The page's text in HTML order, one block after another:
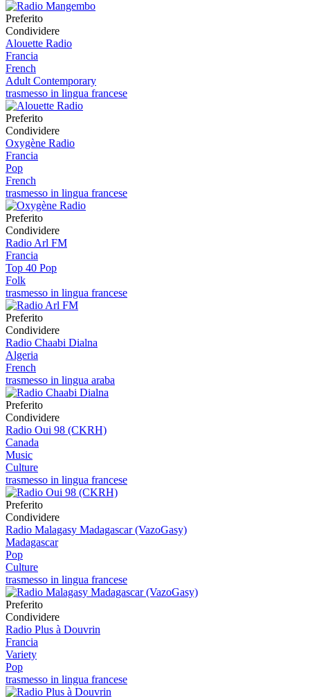
Preferito
Condividere
Alouette Radio
Francia
French
Adult Contemporary
trasmesso in lingua francese
Preferito
Condividere
Oxygène Radio
Francia
Pop
French
trasmesso in lingua francese
Preferito
Condividere
Radio Arl FM
Francia
Top 40 Pop
Folk
trasmesso in lingua francese
Preferito
Condividere
Radio Chaabi Dialna
Algeria
French
trasmesso in lingua araba
Preferito
Condividere
Radio Oui 98 (CKRH)
Canada
Music
Culture
trasmesso in lingua francese
Preferito
Condividere
Radio Malagasy Madagascar (VazoGasy)
Madagascar
Pop
Culture
trasmesso in lingua francese
Preferito
Condividere
Radio Plus à Douvrin
Francia
Variety
Pop
trasmesso in lingua francese